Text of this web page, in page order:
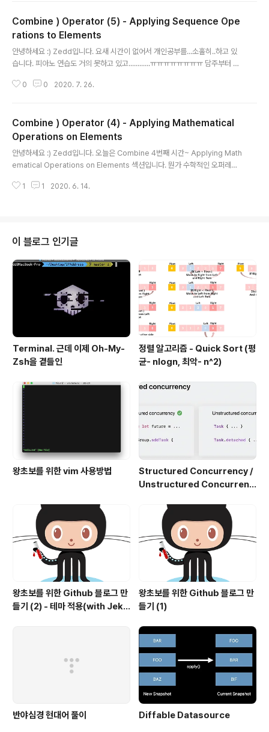
면 클로저를 호출하는 친구입니다. 일단은 이런식으로 사
용할 수 있습니다. 왜 저런 결과가 나왔는지 하나씩 보도록
합시다. 일단 보기전에, "두 게시자로부터 ouput을 수신하
면" 클로저를 호출하는 친구라는 사실을 기억해야합니다.
t ..
Combine ) Operator (5) - Applying Sequence Ope
rations to Elements
안녕하세요 :) Zedd입니다. 요새 시간이 없어서 개인공부를...소홀히..하고 있
습니다. 피아노 연습도 거의 못하고 있고............ㅠㅠㅠㅠㅠㅠㅠㅠ 담주부터 진
OutputFrom:) dropFirst(_ :) drop(while: ) tryDrop(while: ) append
ublisher로 부터 요소를 받을 때 까지 업스트림 publisher(첫번째 publishe
r)의 요소..
0 0 2020. 7. 26.
Combine ) Operator (4) - Applying Mathematical
Operations on Elements
안녕하세요 :) Zedd입니다. 오늘은 Combine 4번째 시간~ Applying Math
ematical Operations on Elements 섹션입니다. 뭔가 수학적인 오퍼레이
() min(by:) tryMin(by:) 진짜 오늘은 개쉽다...솔직히 이거랑 이거 다음 섹션,
nt 더 이상의 자세한 설명은 생략한다. max 더 이상의 자세한 ..
1 1 2020. 6. 14.
이 블로그 인기글
Terminal. 근데 이제 Oh-My-
Zsh을 곁들인
정렬 알고리즘 - Quick Sort (평
균- nlogn, 최악- n^2)
왕초보를 위한 vim 사용방법
Structured Concurrency /
Unstructured Concurrenc
왕초보를 위한 Github 블로그 만
들기 (2) - 테마 적용(with Jekyl
왕초보를 위한 Github 블로그 만
들기 (1)
반야심경 현대어 풀이 Diffable Datasource